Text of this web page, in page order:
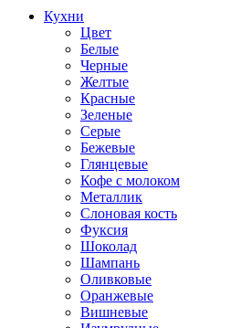
Кухни
Цвет
Белые
Черные
Желтые
Красные
Зеленые
Серые
Бежевые
Глянцевые
Кофе с молоком
Металлик
Слоновая кость
Фуксия
Шоколад
Шампань
Оливковые
Оранжевые
Вишневые